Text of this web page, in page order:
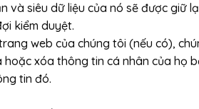
và siêu dữ liệu của nó sẽ được
kiểm duyệt.
web của chúng tôi (nếu có),
hoặc xóa thông tin cá nhân của
tin đó.